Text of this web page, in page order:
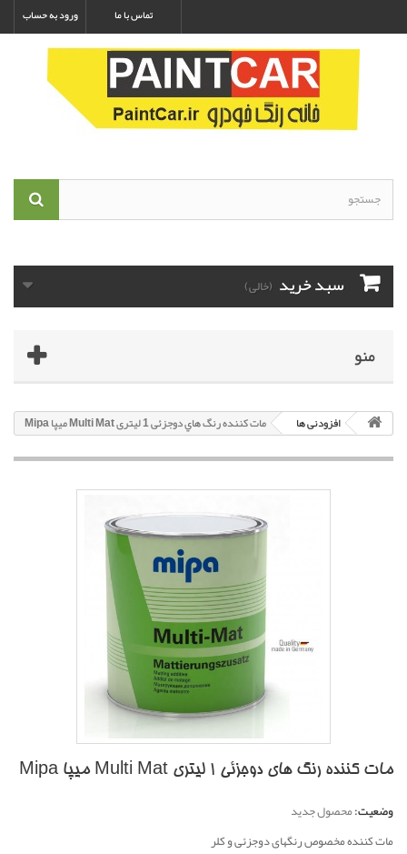
ورود به حساب تماس با ما
سبد خرید (خالی)
منو
افزودنی ها مات کننده رنگ هاي دوجزئی 1 لیتری Multi Mat میپا Mipa
مات کننده رنگ هاي دوجزئی 1 لیتری Multi Mat میپا Mipa
وضعیت:محصول جدید
مات کننده مخصوص رنگهای دو‌جزئی و کلر